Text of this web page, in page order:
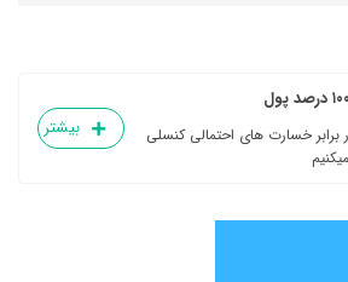
برابر خسارت های احتمالی کنسلی
بیشتر